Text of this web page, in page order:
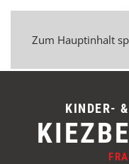
Zum Hauptinhalt
KINDER-